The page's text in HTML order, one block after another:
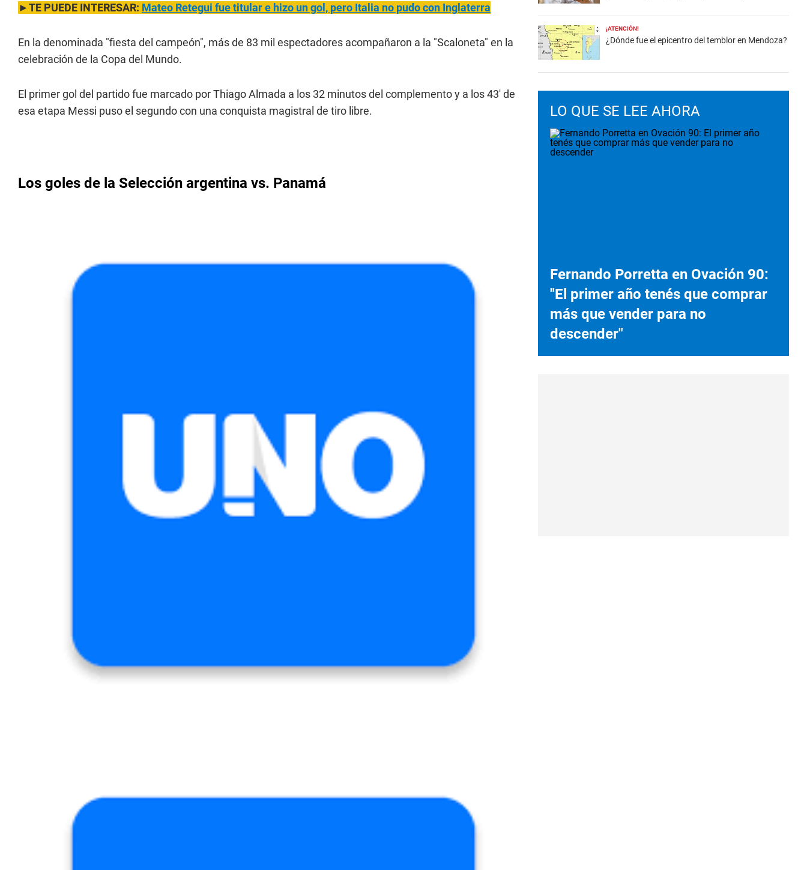
►TE PUEDE INTERESAR: Mateo Retegui fue titular e hizo un gol, pero Italia no pudo con Inglaterra
En la denominada "fiesta del campeón", más de 83 mil espectadores acompañaron a la "Scaloneta" en la
celebración de la Copa del Mundo.
El primer gol del partido fue marcado por Thiago Almada a los 32 minutos del complemento y a los 43' de
esa etapa Messi puso el segundo con una conquista magistral de tiro libre.
Los goles de la Selección argentina vs. Panamá
¡ATENCIÓN!
¿Dónde fue el epicentro del temblor en Mendoza?
LO QUE SE LEE AHORA
Fernando Porretta en Ovación 90:
"El primer año tenés que comprar
más que vender para no
descender"